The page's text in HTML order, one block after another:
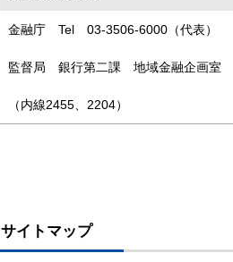
金融庁 Tel 03-3506-6000（代表）
監督局 銀行第二課 地域金融企画室
（内線2455、2204）
サイトマップ